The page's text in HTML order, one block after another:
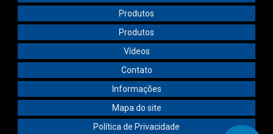
Produtos
Produtos
Vídeos
Contato
Informações
Mapa do site
Política de Privacidade